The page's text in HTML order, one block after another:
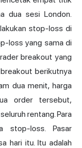
dua sesi London.
stop-loss di
loss yang sama di
breakout yang
berikutnya
dua menit, harga
order tersebut,
rentang. Para
stop-loss. Pasar
hari itu. Itu adalah